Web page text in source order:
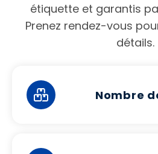
étiquette et garantis
Prenez rendez-vous
détails.
Nombre